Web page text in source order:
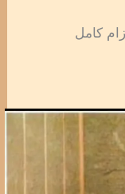
كامل